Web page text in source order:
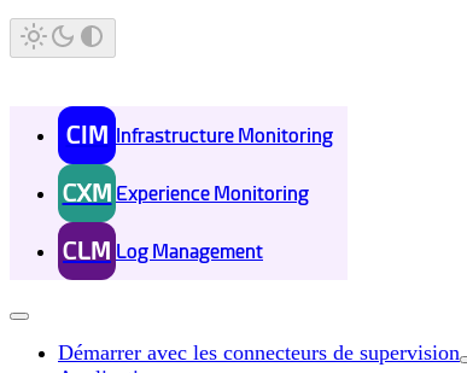
CIM Infrastructure Monitoring
CXM Experience Monitoring
CLM Log Management
Démarrer avec les connecteurs de supervision